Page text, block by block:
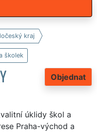
kraj
školek
Objednat
úklidy škol a
Praha-východ a